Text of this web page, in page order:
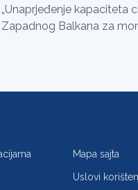
„Unaprjeđenje kapaciteta
Zapadnog Balkana za
Mapa sajta
Uslovi